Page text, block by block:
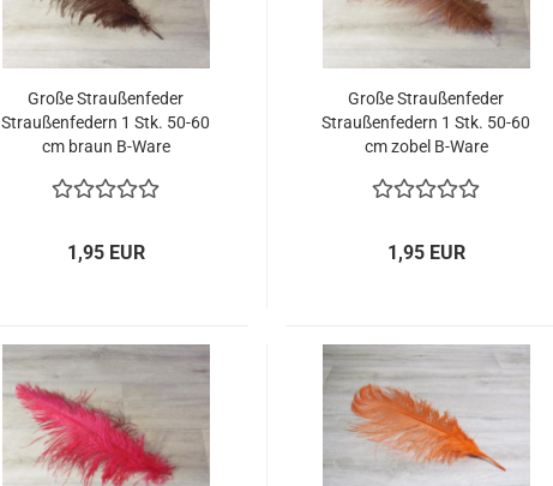
Große Straußenfeder
Straußenfedern 1 Stk. 50-60
cm braun B-Ware
1,95 EUR
Große Straußenfeder
Straußenfedern 1 Stk. 50-60
cm zobel B-Ware
1,95 EUR